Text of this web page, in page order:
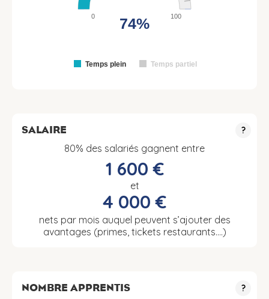
Temps plein Temps partiel
0 100
74%
SALAIRE ?
80% des salariés gagnent entre
1 600 €
et
4 000 €
nets par mois auquel peuvent s’ajouter des
avantages (primes, tickets restaurants….)
NOMBRE APPRENTIS ?